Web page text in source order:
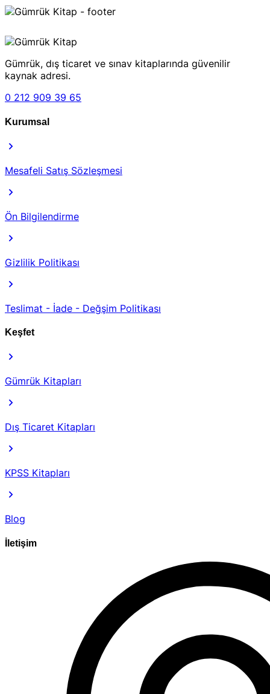
Gümrük, dış ticaret ve sınav kitaplarında güvenilir
kaynak adresi.
0 212 909 39 65
Kurumsal
Mesafeli Satış Sözleşmesi
Ön Bilgilendirme
Gizlilik Politikası
Teslimat - İade - Değşim Politikası
Keşfet
Gümrük Kitapları
Dış Ticaret Kitapları
KPSS Kitapları
Blog
İletişim